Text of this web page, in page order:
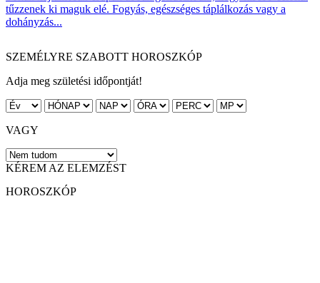
tűzzenek ki maguk elé. Fogyás, egészséges táplálkozás vagy a
dohányzás...
SZEMÉLYRE SZABOTT HOROSZKÓP
Adja meg születési időpontját!
VAGY
KÉREM AZ ELEMZÉST
HOROSZKÓP